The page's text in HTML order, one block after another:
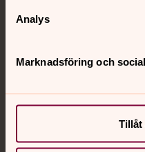
Analys
Marknadsföring och
Tillåt
Akut samtals- och
Digitalt brev
Telefon 112